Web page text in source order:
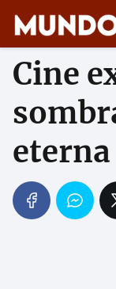
Cine
eterna